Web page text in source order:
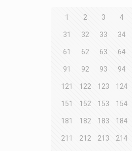
1 2 3 4
31 32 33 34
61 62 63 64
91 92 93 94
121 122 123 124
151 152 153 154
181 182 183 184
211 212 213 214